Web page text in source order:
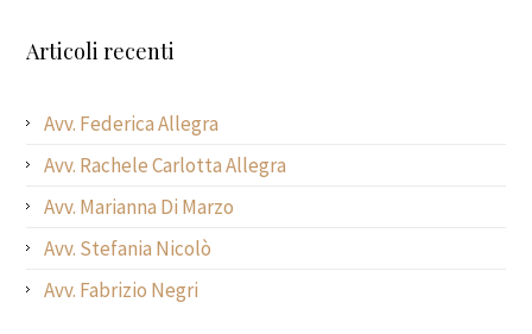
Articoli recenti
Avv. Federica Allegra
Avv. Rachele Carlotta Allegra
Avv. Marianna Di Marzo
Avv. Stefania Nicolò
Avv. Fabrizio Negri